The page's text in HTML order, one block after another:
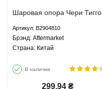
Шаровая опора Чери Тигго
Лифан Х60 620 Джили
Эмгранд ЕС7 СЛ ФС ГС7
БИД Ф3 Г3 - B2904810
Артикул: B2904810
Брэнд: Aftermarket
Страна: Китай
В наличии
299.94 ₴